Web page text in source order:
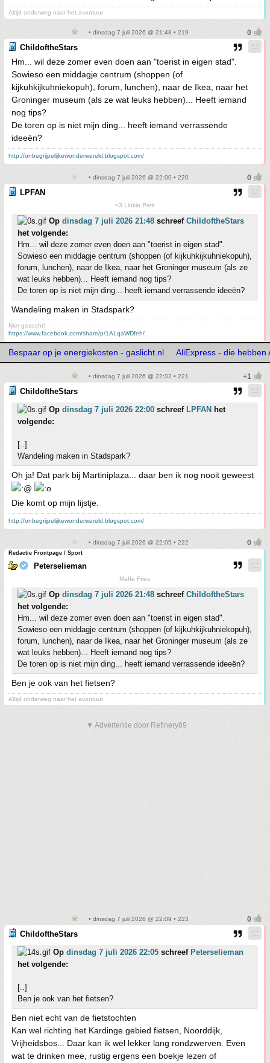
Altijd onderweg naar het avontuur
• dinsdag 7 juli 2026 @ 21:48 • 219
ChildoftheStars
Hm... wil deze zomer even doen aan "toerist in eigen stad".
Sowieso een middagje centrum (shoppen (of
kijkuhkijkuhniekopuh), forum, lunchen), naar de Ikea, naar het
Groninger museum (als ze wat leuks hebben)... Heeft iemand
nog tips?
De toren op is niet mijn ding... heeft iemand verrassende
ideeën?
http://onbegrijpelijkewonderwereld.blogspot.com/
• dinsdag 7 juli 2026 @ 22:00 • 220
LPFAN
<3 Linkin Park
Op dinsdag 7 juli 2026 21:48 schreef ChildoftheStars
het volgende:
Hm... wil deze zomer even doen aan "toerist in eigen stad".
Sowieso een middagje centrum (shoppen (of kijkuhkijkuhniekopuh),
forum, lunchen), naar de Ikea, naar het Groninger museum (als ze
wat leuks hebben)... Heeft iemand nog tips?
De toren op is niet mijn ding... heeft iemand verrassende ideeën?
Wandeling maken in Stadspark?
Nier gezocht!
https://www.facebook.com/share/p/1ALqaWDfeh/
Bespaar op je energiekosten - gaslicht.nl AliExpress - die hebben
• dinsdag 7 juli 2026 @ 22:02 • 221
ChildoftheStars
Op dinsdag 7 juli 2026 22:00 schreef LPFAN het
volgende:
[..]
Wandeling maken in Stadspark?
Oh ja! Dat park bij Martiniplaza... daar ben ik nog nooit geweest
Die komt op mijn lijstje.
http://onbegrijpelijkewonderwereld.blogspot.com/
• dinsdag 7 juli 2026 @ 22:05 • 222
Redactie Frontpage / Sport
Peterselieman
Maffe Fries
Op dinsdag 7 juli 2026 21:48 schreef ChildoftheStars
het volgende:
Hm... wil deze zomer even doen aan "toerist in eigen stad".
Sowieso een middagje centrum (shoppen (of kijkuhkijkuhniekopuh),
forum, lunchen), naar de Ikea, naar het Groninger museum (als ze
wat leuks hebben)... Heeft iemand nog tips?
De toren op is niet mijn ding... heeft iemand verrassende ideeën?
Ben je ook van het fietsen?
Altijd onderweg naar het avontuur
▼ Advertentie door Refinery89
• dinsdag 7 juli 2026 @ 22:09 • 223
ChildoftheStars
Op dinsdag 7 juli 2026 22:05 schreef Peterselieman
het volgende:
[..]
Ben je ook van het fietsen?
Ben niet echt van de fietstochten
Kan wel richting het Kardinge gebied fietsen, Noorddijk,
Vrijheidsbos... Daar kan ik wel lekker lang rondzwerven. Even
wat te drinken mee, rustig ergens een boekje lezen of